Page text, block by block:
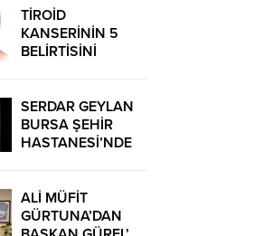
TİROİD
KANSERİNİN 5
BELİRTİSİNİ
SERDAR GEYLAN
BURSA ŞEHİR
HASTANESİ’NDE
ALİ MÜFİT
GÜRTUNA’DAN